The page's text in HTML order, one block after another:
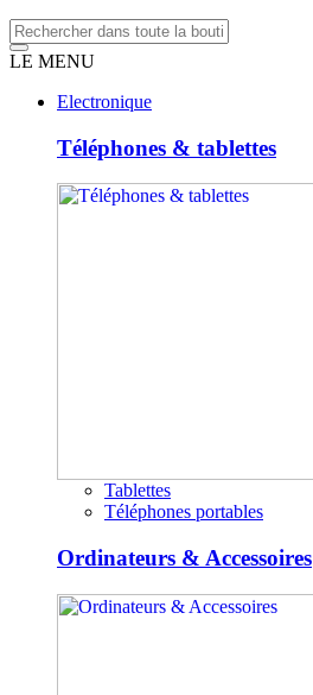
LE MENU
Electronique
Téléphones & tablettes
Tablettes
Téléphones portables
Ordinateurs & Accessoires